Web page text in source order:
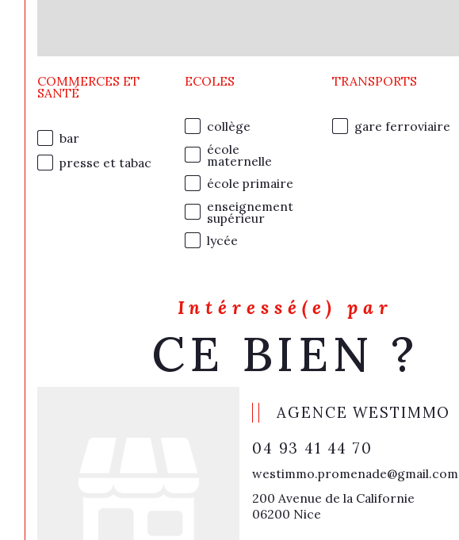
COMMERCES ET
SANTÉ
bar
presse et tabac
ECOLES
collège
école
maternelle
école primaire
enseignement
supérieur
lycée
TRANSPORTS
gare ferroviaire
Intéressé(e) par
CE BIEN ?
AGENCE WESTIMMO
04 93 41 44 70
westimmo.promenade@gmail.com
200 Avenue de la Californie
06200 Nice